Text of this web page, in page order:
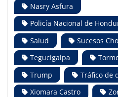
Nasry Asfura
Policía Nacional de
Salud
Sucesos
Tegucigalpa
Trump
Tráfico de
Xiomara Castro